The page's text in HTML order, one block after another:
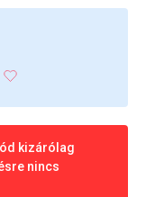
kizárólag
nincs